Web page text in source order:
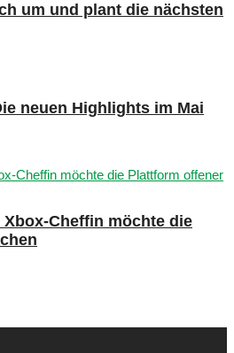
um und plant die nächsten
neuen Highlights im Mai
Cheffin möchte die